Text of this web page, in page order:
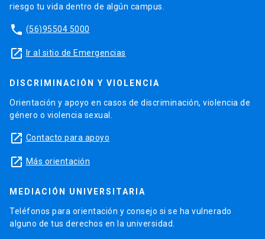
riesgo tu vida dentro de algún campus.
phone (56)95504 5000
launch Ir al sitio de Emergencias
DISCRIMINACIÓN Y VIOLENCIA
Orientación y apoyo en casos de discriminación, violencia de
género o violencia sexual.
launch Contacto para apoyo
launch Más orientación
MEDIACIÓN UNIVERSITARIA
Teléfonos para orientación y consejo si se ha vulnerado
alguno de tus derechos en la universidad.